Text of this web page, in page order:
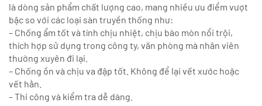
là dòng sản phẩm chất lượng cao, mang nhiều ưu điểm vượt
bậc so với các loại sàn truyền thống như:
– Chống ẩm tốt và tính chịu nhiệt, chịu bào mòn nổi trội,
thích hợp sử dụng trong công ty, văn phòng mà nhân viên
thường xuyên đi lại.
– Chống ồn và chịu va đập tốt. Không để lại vết xước hoặc
vết hằn.
– Thi công và kiểm tra dễ dàng.